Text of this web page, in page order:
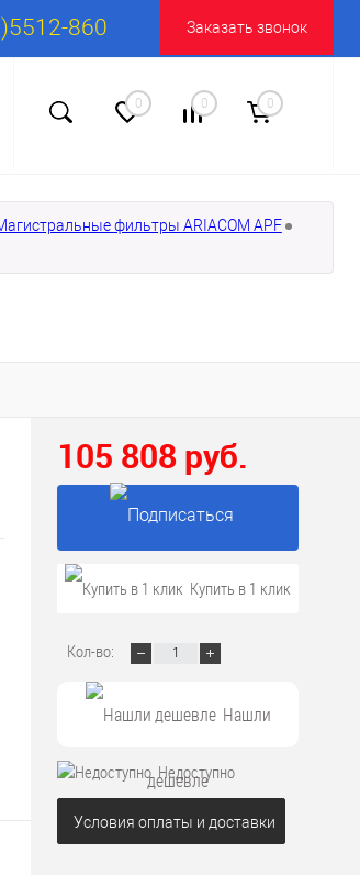
860 Заказать звонок
0 0 0
фильтры ARIACOM APF
105 808 руб.
ПодписатьсяКупить в 1 клик
Кол-во:
Нашли
дешевле
Недоступно
Условия оплаты и доставки